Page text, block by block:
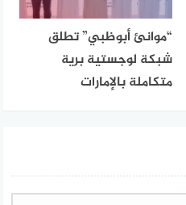
“موانئ أبوظبي” تطلق
شبكة لوجستية برية
متكاملة بالإمارات